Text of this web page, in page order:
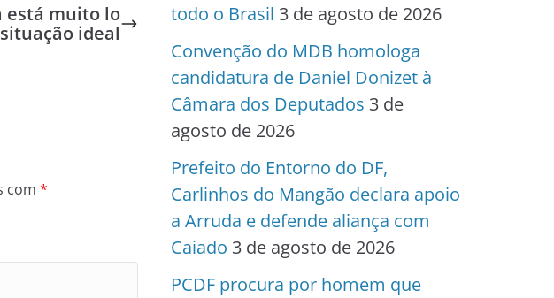
está muito lo
ideal
com *
todo o Brasil 3 de agosto de 2026
Convenção do MDB homologa
candidatura de Daniel Donizet à
Câmara dos Deputados 3 de
agosto de 2026
Prefeito do Entorno do DF,
Carlinhos do Mangão declara apoio
a Arruda e defende aliança com
Caiado 3 de agosto de 2026
PCDF procura por homem que